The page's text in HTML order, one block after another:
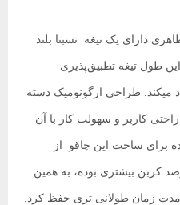
دارای یک تیغه نسبتا بلند
که این طول تیغه تطبیق‌پذیری
میکند. طراحی ارگونومیک دسته
کاربر و سهولت کار با آن
برای ساخت این چاقو از
کربن بیشتری بوده، به همین
مدت زمان طولانی تری حفظ کرد.